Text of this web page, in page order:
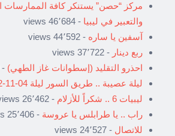
مركز “حصن” يستنكر كافة الممارسات
والتعبير في ليبيا - 46٬684 views
آسفين يا ساره - 44٬592 views
ربع دينار - 37٬722 views
احذرو التقليد (إسطوانات غاز الطهي) - 37٬190 views
ليلة عصيبة .. طريق السور ليلة 04-11-2012
ليبيات 6 .. شكراً للأزلام
- 26٬462 views
راب .. يا طرابلس يا عروسة - 25٬406 views
للاتصال - 24٬527 views